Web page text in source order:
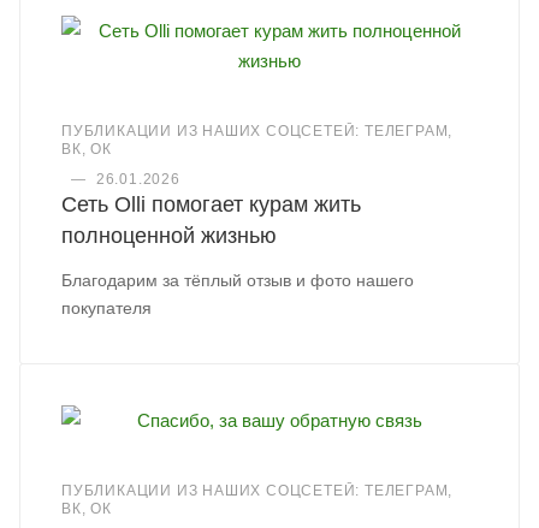
ПУБЛИКАЦИИ ИЗ НАШИХ СОЦСЕТЕЙ: ТЕЛЕГРАМ,
ВК, ОК
—
26.01.2026
Сеть Olli помогает курам жить
полноценной жизнью
Благодарим за тёплый отзыв и фото нашего
покупателя
ПУБЛИКАЦИИ ИЗ НАШИХ СОЦСЕТЕЙ: ТЕЛЕГРАМ,
ВК, ОК